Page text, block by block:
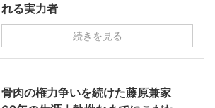
れる実力者
続きを見る
骨肉の権力争いを続けた藤原兼家